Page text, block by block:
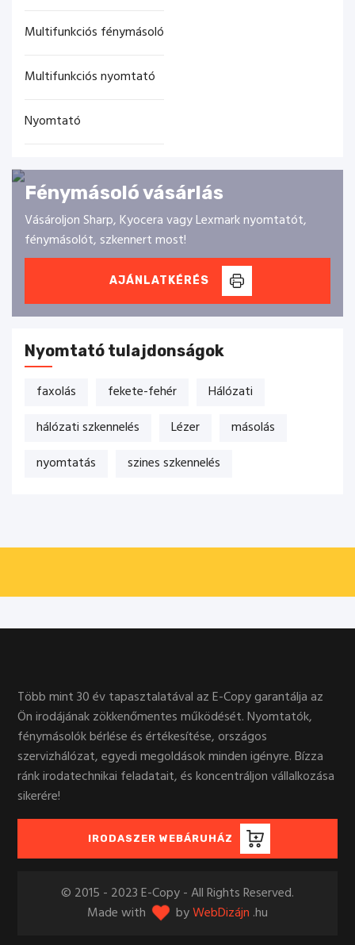
Multifunkciós fénymásoló
Multifunkciós nyomtató
Nyomtató
Fénymásoló vásárlás
Vásároljon Sharp, Kyocera vagy Lexmark nyomtatót,
fénymásolót, szkennert most!
AJÁNLATKÉRÉS
Nyomtató tulajdonságok
faxolás fekete-fehér
Hálózati
hálózati szkennelés
Lézer
másolás
nyomtatás
szines szkennelés
Több mint 30 év tapasztalatával az E-Copy garantálja az
Ön irodájának zökkenőmentes működését. Nyomtatók,
fénymásolók bérlése és értékesítése, országos
szervizhálózat, egyedi megoldások minden igényre. Bízza
ránk irodatechnikai feladatait, és koncentráljon vállalkozása
sikerére!
IRODASZER WEBÁRUHÁZ
© 2015 - 2023 E-Copy - All Rights Reserved.
Made with
byWebDizájn .hu